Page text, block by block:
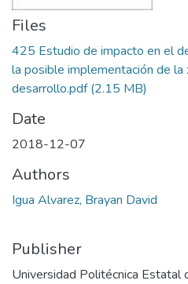
Files
425 Estudio de impacto en el
la posible implementación de la
desarrollo.pdf(2.15 MB)
Date
2018-12-07
Authors
Igua Alvarez, Brayan David
Publisher
Universidad Politécnica Estatal